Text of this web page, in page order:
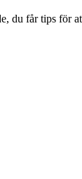
får tips för